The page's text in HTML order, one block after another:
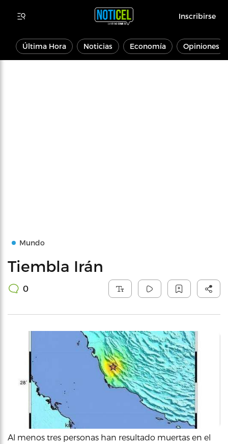
Inscribirse
Última Hora Noticias Economía Opiniones
Mundo
Tiembla Irán
0
Al menos tres personas han resultado muertas en el